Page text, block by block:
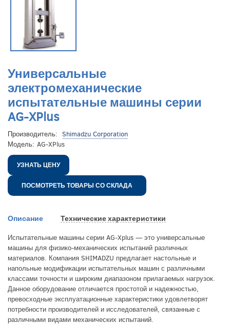
Универсальные
электромеханические
испытательные машины серии
AG-XPlus
Производитель: Shimadzu Corporation
Модель: AG-XPlus
УЗНАТЬ ЦЕНУ
ПОСМОТРЕТЬ ТОВАРЫ СО СКЛАДА
Описание Технические характеристики
Испытательные машины серии AG-Xplus — это универсальные
машины для физико-механических испытаний различных
материалов. Компания SHIMADZU предлагает настольные и
напольные модификации испытательных машин с различными
классами точности и широким диапазоном прилагаемых нагрузок.
Данное оборудование отличается простотой и надежностью,
превосходные эксплуатационные характеристики удовлетворят
потребности производителей и исследователей, связанные с
различными видами механических испытаний.